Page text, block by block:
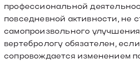
профессиональной
повседневной активности, не
самопроизвольного
вертебрологу обязателен,
сопровождается изменением